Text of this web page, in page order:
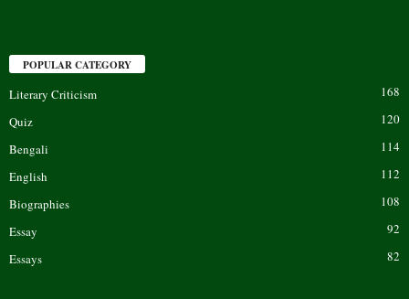
POPULAR CATEGORY
Literary Criticism
168
Quiz
120
Bengali
114
English
112
Biographies
108
Essay
92
Essays
82